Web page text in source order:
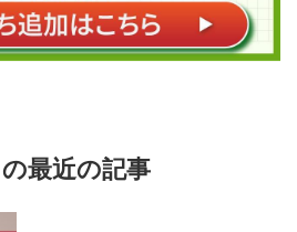
最近の記事